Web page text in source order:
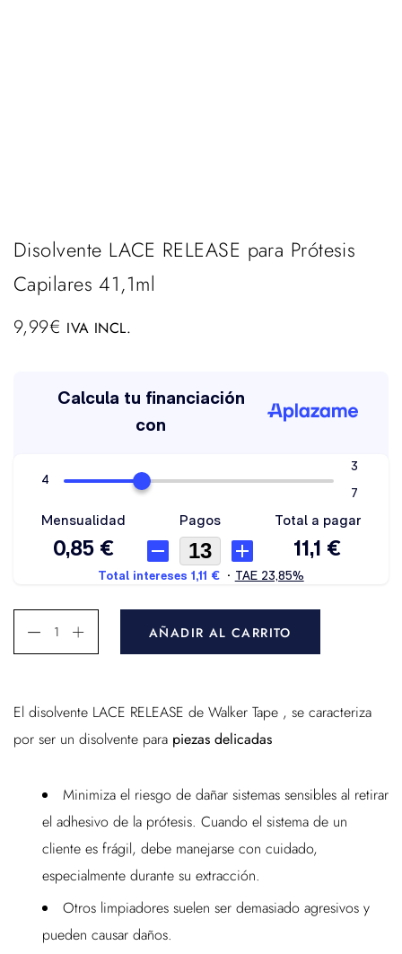
Disolvente LACE RELEASE para Prótesis
Capilares 41,1ml
9,99€ IVA INCL.
AÑADIR AL CARRITO
El disolvente LACE RELEASE de Walker Tape , se caracteriza
por ser un disolvente para piezas delicadas
Minimiza el riesgo de dañar sistemas sensibles al retirar
el adhesivo de la prótesis. Cuando el sistema de un
cliente es frágil, debe manejarse con cuidado,
especialmente durante su extracción.
Otros limpiadores suelen ser demasiado agresivos y
pueden causar daños.